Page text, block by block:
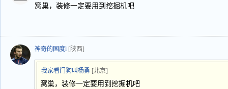
窝巢，装修一定要用到挖掘机吧
神奇的国度l [陕西]
我家看门狗叫杨勇 [北京]
窝巢，装修一定要用到挖掘机吧